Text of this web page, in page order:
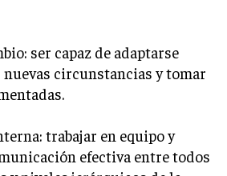
Y SELECCIÓN
DE PERSONAL
CLIMA ORGANIZACIONAL
ser capaz de adaptarse
nuevas circunstancias y tomar
trabajar en equipo y
efectiva entre todos